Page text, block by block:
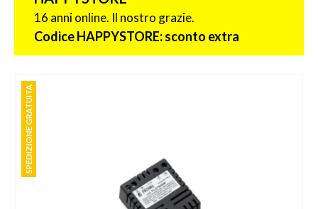
16 anni online. Il nostro grazie.
Codice HAPPYSTORE: sconto extra
SPEDIZIONE GRATUITA
SPEDIZIONE GRATUITA